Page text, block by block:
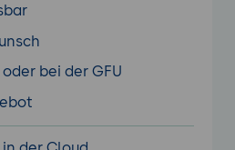
bei der GFU